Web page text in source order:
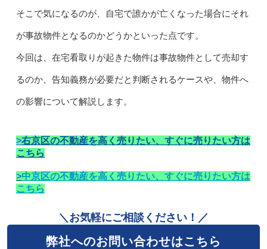
そこで気になるのが、自宅で誰かが亡くなった場合にそれ
が事故物件となるのかどうかといった点です。
今回は、在宅看取りが起きた物件は事故物件として売却す
るのか、告知義務が必要だと判断されるケースや、物件へ
の影響について解説します。
>右京区の不動産を高く売りたい、すぐに売りたい方は
こちら
>中京区の不動産を高く売りたい、すぐに売りたい方は
こちら
＼お気軽にご相談ください！／
弊社へのお問い合わせはこちら